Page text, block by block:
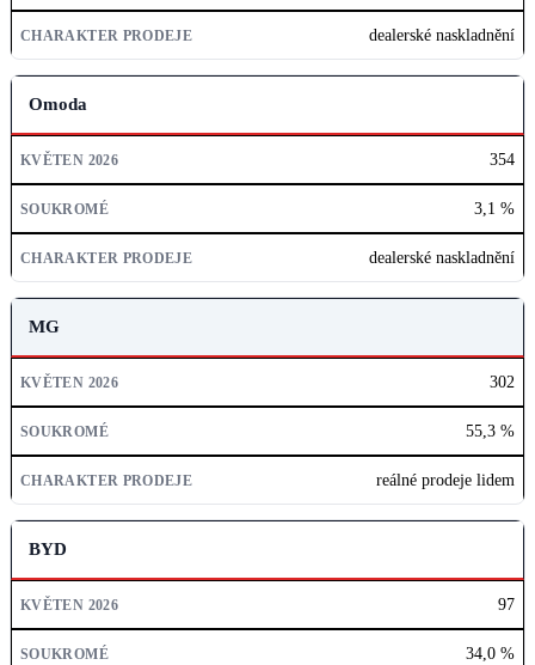
CHARAKTER PRODEJE
dealerské naskladnění
Omoda
354
3,1 %
dealerské naskladnění
MG
302
55,3 %
reálné prodeje lidem
BYD
97
34,0 %